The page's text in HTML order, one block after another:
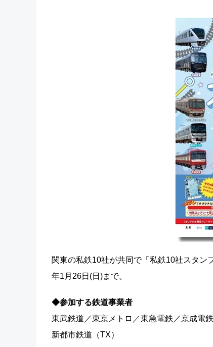
関東の私鉄10社が共同で「私鉄10社スタン
年1月26日(日)まで。
◆参加する鉄道事業者
東武鉄道／東京メトロ／東急電鉄／京成電
新都市鉄道（TX）